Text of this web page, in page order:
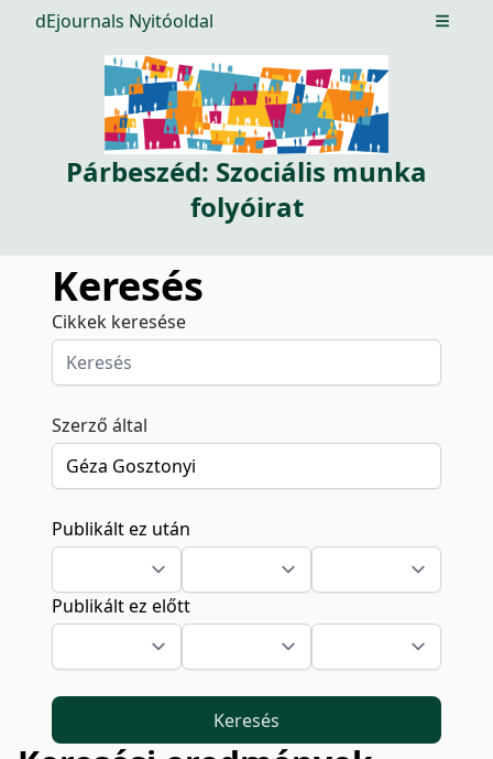
dEjournals Nyitóoldal Open
Párbeszéd: Szociális munka
folyóirat
Keresés
Cikkek keresése
Szerző által
Publikált ez után
Publikált ez előtt
Keresés